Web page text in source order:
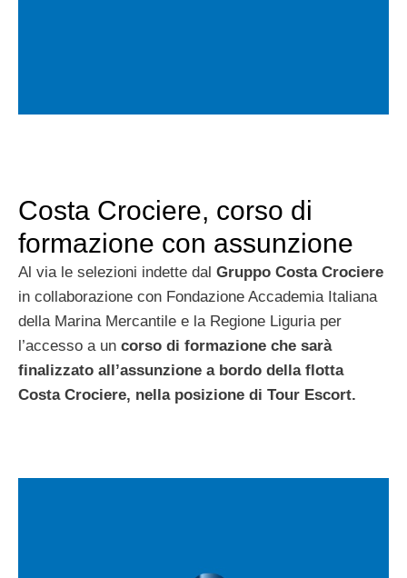
Costa Crociere, corso di
formazione con assunzione
Al via le selezioni indette dal Gruppo Costa Crociere
in collaborazione con Fondazione Accademia Italiana
della Marina Mercantile e la Regione Liguria per
l’accesso a un corso di formazione che sarà
finalizzato all’assunzione a bordo della flotta
Costa Crociere, nella posizione di Tour Escort.